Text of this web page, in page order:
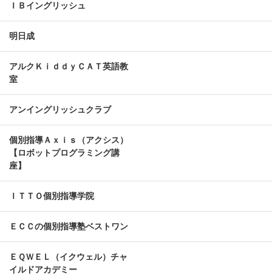
ＩＢイングリッシュ
明日成
アルクＫｉｄｄｙＣＡＴ英語教
室
アンイングリッシュクラブ
個別指導Ａｘｉｓ（アクシス）
【ロボットプログラミング講
座】
ＩＴＴＯ個別指導学院
ＥＣＣの個別指導塾ベストワン
ＥＱＷＥＬ（イクウェル）チャ
イルドアカデミー